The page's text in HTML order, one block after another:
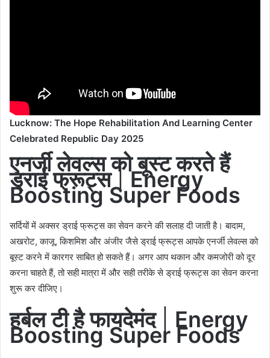
Lucknow: The Hope Rehabilitation And Learning Center
Celebrated Republic Day 2025
एनर्जी लेवल्स को बूस्ट करते हैं
ड्राई फ्रूट्स|Energy
Boosting Super Foods
सर्दियों में अक्सर ड्राई फ्रूट्स का सेवन करने की सलाह दी जाती है। बादाम,
अखरोट, काजू, किशमिश और अंजीर जैसे ड्राई फ्रूट्स आपके एनर्जी लेवल्स को
बूस्ट करने में कारगर साबित हो सकते हैं। अगर आप थकान और कमजोरी को दूर
करना चाहते हैं, तो सही मात्रा में और सही तरीके से ड्राई फ्रूट्स का सेवन करना
शुरू कर दीजिए।
हर्बल टी है फायदेमंद| Energy
Boosting Super Foods